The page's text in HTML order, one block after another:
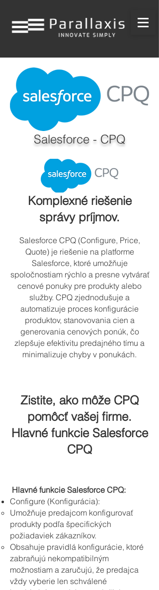
Salesforce - CPQ
Komplexné riešenie
správy príjmov.
Salesforce CPQ (Configure, Price,
Quote) je riešenie na platforme
Salesforce, ktoré umožňuje
spoločnostiam rýchlo a presne vytvárať
cenové ponuky pre produkty alebo
služby. CPQ zjednodušuje a
automatizuje proces konfigurácie
produktov, stanovovania cien a
generovania cenových ponúk, čo
zlepšuje efektivitu predajného tímu a
minimalizuje chyby v ponukách.
Zistite, ako môže CPQ
pomôcť vašej firme.
Hlavné funkcie Salesforce
CPQ
Hlavné funkcie Salesforce CPQ:
Configure (Konfigurácia):
Umožňuje predajcom konfigurovať
produkty podľa špecifických
požiadaviek zákazníkov.
Obsahuje pravidlá konfigurácie, ktoré
zabraňujú nekompatibilným
možnostiam a zaručujú, že predajca
vždy vyberie len schválené